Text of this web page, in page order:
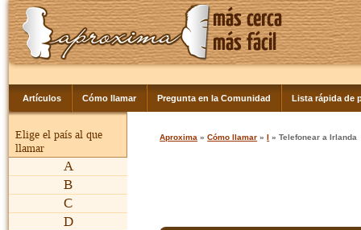
Artículos Cómo llamar Pregunta en la Comunidad Lista rápida de
Elige el país al que
llamar
A
B
C
D
Aproxima »Cómo llamar »I » Telefonear a Irlanda